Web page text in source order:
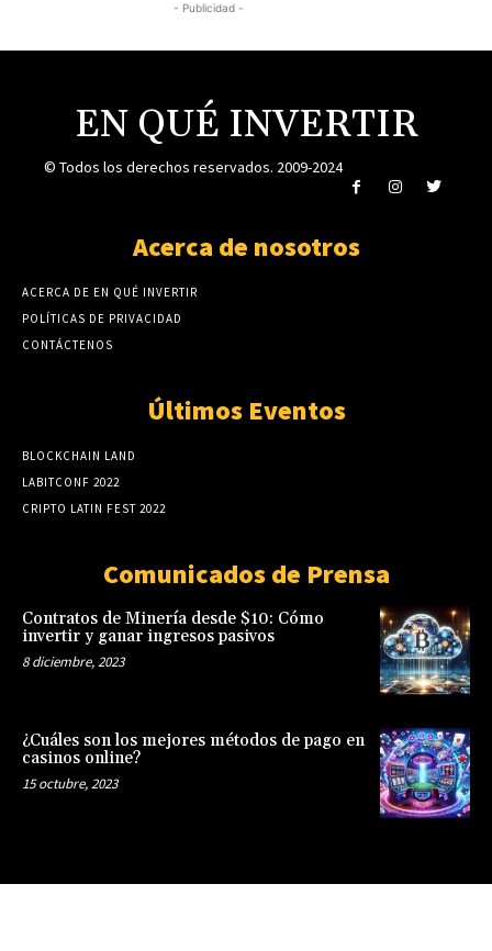
- Publicidad -
EN QUÉ INVERTIR
© Todos los derechos reservados. 2009-2024
Acerca de nosotros
ACERCA DE EN QUÉ INVERTIR
POLÍTICAS DE PRIVACIDAD
CONTÁCTENOS
Últimos Eventos
BLOCKCHAIN LAND
LABITCONF 2022
CRIPTO LATIN FEST 2022
Comunicados de Prensa
Contratos de Minería desde $10: Cómo
invertir y ganar ingresos pasivos
8 diciembre, 2023
¿Cuáles son los mejores métodos de pago en
casinos online?
15 octubre, 2023